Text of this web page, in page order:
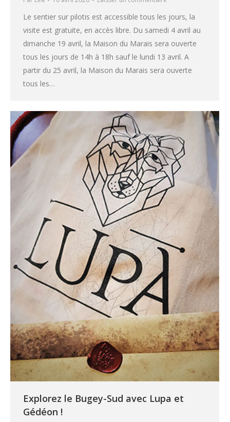
Le sentier sur pilotis est accessible tous les jours, la
visite est gratuite, en accès libre. Du samedi 4 avril au
dimanche 19 avril, la Maison du Marais sera ouverte
tous les jours de 14h à 18h sauf le lundi 13 avril. A
partir du 25 avril, la Maison du Marais sera ouverte
tous les…
Explorez le Bugey-Sud avec Lupa et
Gédéon !